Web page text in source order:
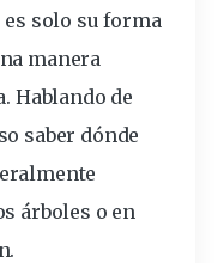
solo su forma
manera
Hablando de
saber dónde
árboles o en